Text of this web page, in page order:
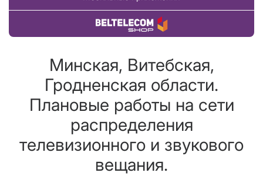
Купить товар
Минская, Витебская,
Гродненская области.
Плановые работы на сети
распределения
телевизионного и звукового
вещания.